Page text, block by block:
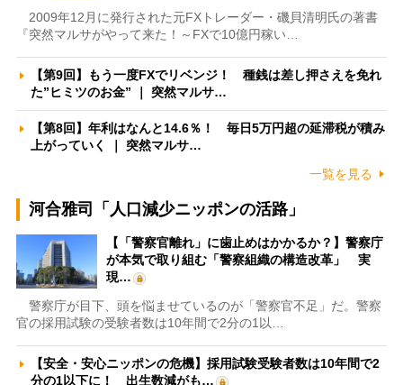
2009年12月に発行された元FXトレーダー・磯貝清明氏の著書
『突然マルサがやって来た！～FXで10億円稼い…
【第9回】もう一度FXでリベンジ！ 種銭は差し押さえを免れ
た”ヒミツのお金” ｜ 突然マルサ…
【第8回】年利はなんと14.6％！ 毎日5万円超の延滞税が積み
上がっていく ｜ 突然マルサ…
一覧を見る
河合雅司「人口減少ニッポンの活路」
【「警察官離れ」に歯止めはかかるか？】警察庁
が本気で取り組む「警察組織の構造改革」 実
現…
警察庁が目下、頭を悩ませているのが「警察官不足」だ。警察
官の採用試験の受験者数は10年間で2分の1以…
【安全・安心ニッポンの危機】採用試験受験者数は10年間で2
分の1以下に！ 出生数減がも…